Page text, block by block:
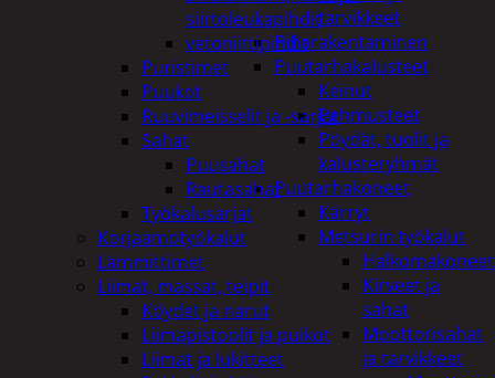
tarvikkeet
Piharakentaminen
Puutarhakalusteet
Keinut
Pehmusteet
Pöydät, tuolit ja
kalusteryhmät
Puutarhakoneet
Kärryt
Metsurin työkalut
Halkomakoneet
Kirveet ja
sahat
Moottorisahat
ja tarvikkeet
siirtoleukapihdit
vetoniittipihdit
Puristimet
Puukot
Ruuvimeisselit ja -sarjat
Sahat
Puusahat
Rautasahat
Työkalusarjat
Korjaamotyökalut
Lämmittimet
Liimat, massat, teipit
Köydet ja narut
Liimapistoolit ja puikot
Liimat ja lukitteet